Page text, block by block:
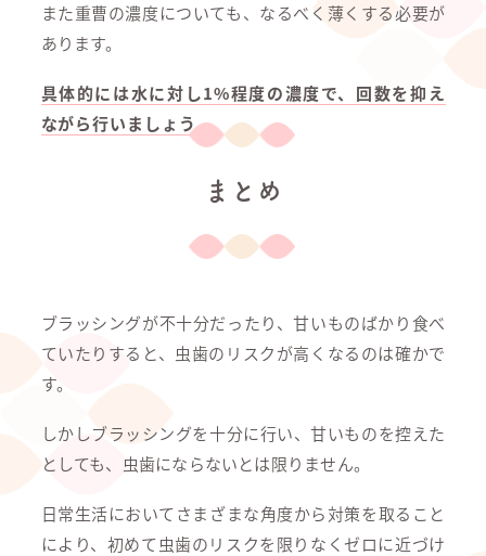
また重曹の濃度についても、なるべく薄くする必要が
あります。
具体的には水に対し1%程度の濃度で、回数を抑え
ながら行いましょう。
まとめ
ブラッシングが不十分だったり、甘いものばかり食べ
ていたりすると、虫歯のリスクが高くなるのは確かで
す。
しかしブラッシングを十分に行い、甘いものを控えた
としても、虫歯にならないとは限りません。
日常生活においてさまざまな角度から対策を取ること
により、初めて虫歯のリスクを限りなくゼロに近づけ